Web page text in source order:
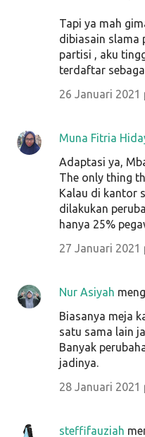
Tapi ya mah
dibiasain slama
partisi , aku
terdaftar
26 Januari 2021
Muna Fitria
Adaptasi ya,
The only thing
Kalau di kantor
dilakukan
hanya 25%
27 Januari 2021
Nur Asiyah
Biasanya meja
satu sama lain
Banyak
jadinya.
28 Januari 2021
steffifauziah